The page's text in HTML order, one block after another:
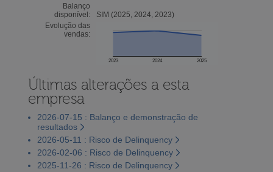
Balanço
disponível:
SIM (2025, 2024, 2023)
Evolução das
vendas:
2023 2024 2025
Últimas alterações a esta
empresa
2026-07-15 : Balanço e demonstração de
resultados
2026-05-11 : Risco de Delinquency
2026-02-06 : Risco de Delinquency
2025-11-26 : Risco de Delinquency